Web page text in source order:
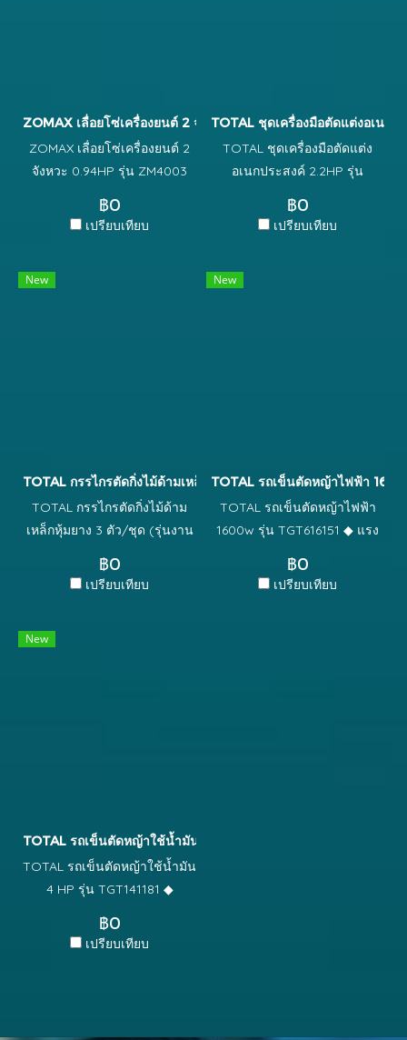
ZOMAX เลื่อยโซ่เครื่องยนต์ 2 จังหวะ 0.94HP รุ่น ZM4003
ZOMAX เลื่อยโซ่เครื่องยนต์ 2
จังหวะ 0.94HP รุ่น ZM4003
(25:1) ชนิดเครื่องยนต์ 2
฿0
เปรียบเทียบ
TOTAL ชุดเครื่องมือตัดแต่งอเนกป
TOTAL ชุดเครื่องมือตัดแต่ง
อเนกประสงค์ 2.2HP รุ่น
ลังไฟพิกัด : 1.4Kw (2.2HP) ◆
฿0
เปรียบเทียบ
New
TOTAL กรรไกรตัดกิ่งไม้ด้ามเหล็กหุ้มยาง 3 ตัว รุ่น THT1576033
TOTAL กรรไกรตัดกิ่งไม้ด้าม
เหล็กหุ้มยาง 3 ตัว/ชุด (รุ่นงาน
กรรไกรด้ามเหล็ก หุ้มยาง รุ่น
฿0
เปรียบเทียบ
New
TOTAL รถเข็นตัดหญ้าไฟฟ้า
TOTAL รถเข็นตัดหญ้าไฟฟ้า
1600w รุ่น TGT616151 ◆ แรง
ลังไฟ 1600 วัตต์ ◆ เส้นผ่าน
฿0
เปรียบเทียบ
New
TOTAL รถเข็นตัดหญ้าใช้น้ำมัน 4 HP รุ่น TGT141181
TOTAL รถเข็นตัดหญ้าใช้น้ำมัน
4 HP รุ่น TGT141181 ◆
จังหวะ 4 HP (3.0Kw.) ◆
฿0
เปรียบเทียบ